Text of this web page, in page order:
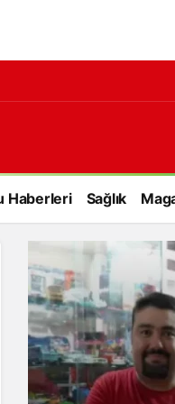
Haberleri Sağlık